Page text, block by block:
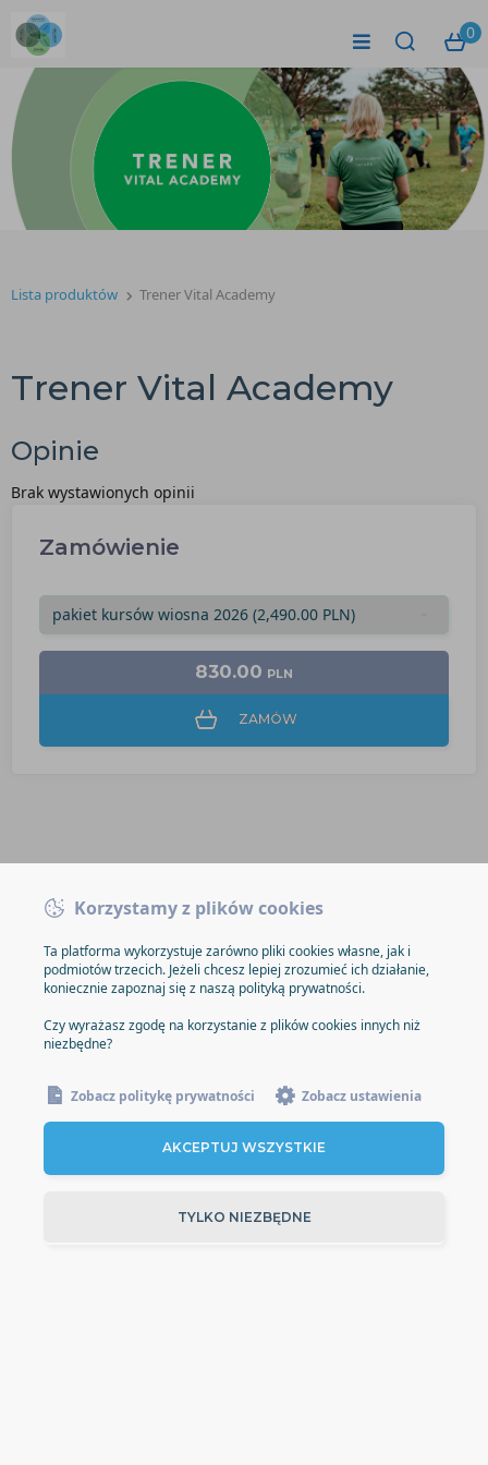
0
Lista produktów Trener Vital Academy
Trener Vital Academy
Opinie
Brak wystawionych opinii
Zamówienie
830.00 PLN
ZAMÓW
Korzystamy z plików cookies
Ta platforma wykorzystuje zarówno pliki cookies własne, jak i
podmiotów trzecich. Jeżeli chcesz lepiej zrozumieć ich działanie,
koniecznie zapoznaj się z naszą polityką prywatności.
Czy wyrażasz zgodę na korzystanie z plików cookies innych niż
niezbędne?
Zobacz politykę prywatności Zobacz ustawienia
AKCEPTUJ WSZYSTKIE
TYLKO NIEZBĘDNE